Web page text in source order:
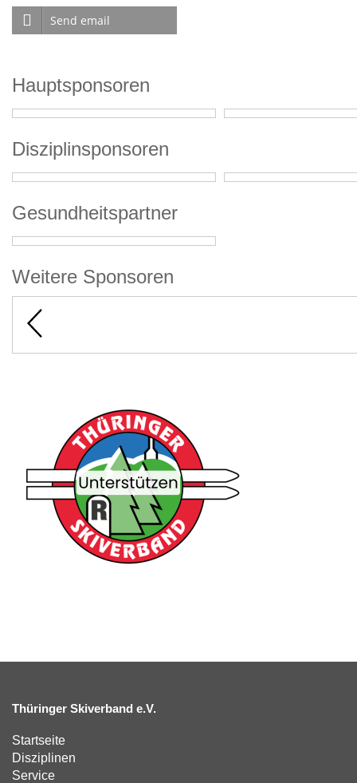
Send email
Hauptsponsoren
Disziplinsponsoren
Gesundheitspartner
Weitere Sponsoren
Thüringer Skiverband e.V.
Startseite
Disziplinen
Service